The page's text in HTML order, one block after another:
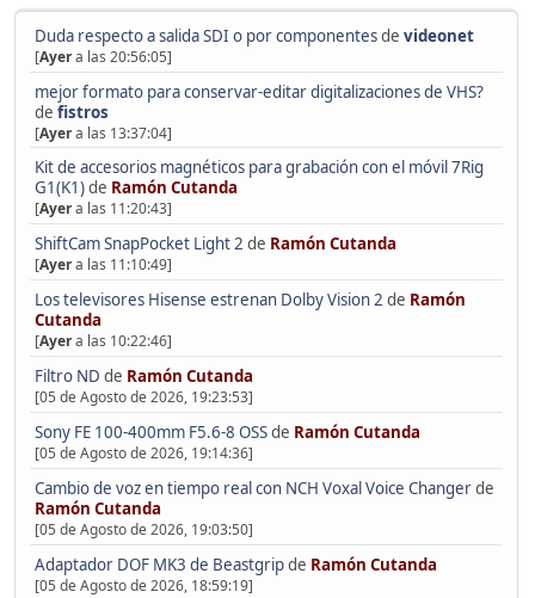
Duda respecto a salida SDI o por componentesde videonet
[Ayera las 20:56:05]
mejor formato para conservar-editar digitalizaciones de VHS?
de fistros
[Ayera las 13:37:04]
Kit de accesorios magnéticos para grabación con el móvil 7Rig
G1(K1)de Ramón Cutanda
[Ayera las 11:20:43]
ShiftCam SnapPocket Light 2 de Ramón Cutanda
[Ayera las 11:10:49]
Los televisores Hisense estrenan Dolby Vision 2 de Ramón
Cutanda
[Ayera las 10:22:46]
Filtro ND de Ramón Cutanda
[05 de Agosto de 2026, 19:23:53]
Sony FE 100-400mm F5.6-8 OSSde Ramón Cutanda
[05 de Agosto de 2026, 19:14:36]
Cambio de voz en tiempo real con NCH Voxal Voice Changerde
Ramón Cutanda
[05 de Agosto de 2026, 19:03:50]
Adaptador DOF MK3 de Beastgripde Ramón Cutanda
[05 de Agosto de 2026, 18:59:19]